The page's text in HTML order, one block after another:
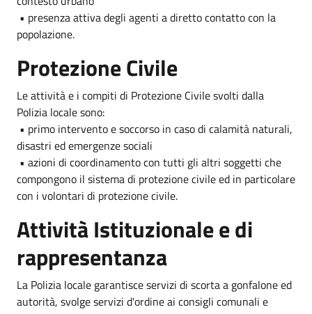
• presenza attiva degli agenti a diretto contatto con la
popolazione.
Protezione Civile
Le attività e i compiti di Protezione Civile svolti dalla
Polizia locale sono:
• primo intervento e soccorso in caso di calamità naturali,
disastri ed emergenze sociali
• azioni di coordinamento con tutti gli altri soggetti che
compongono il sistema di protezione civile ed in particolare
con i volontari di protezione civile.
Attività Istituzionale e di
rappresentanza
La Polizia locale garantisce servizi di scorta a gonfalone ed
autorità, svolge servizi d'ordine ai consigli comunali e